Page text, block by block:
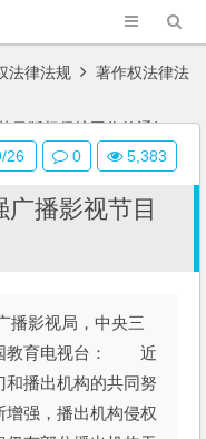
法律法规 著作权法律法
目版权保护工作的通知
播影视节目
播影视局，中央三
国教育电视台： 近
播出机构的共同努
强，播出机构侵权
26 0 5,383